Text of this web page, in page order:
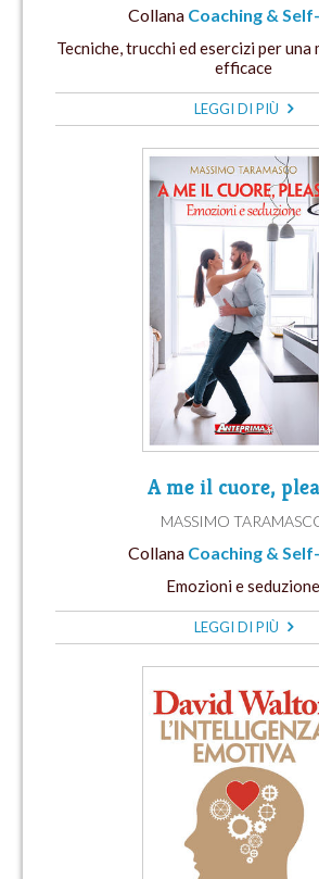
Collana Coaching &
Tecniche, trucchi ed esercizi per una
efficace
LEGGI DI PIÙ
A me il cuore,
MASSIMO
Collana Coaching &
Emozioni e seduzione
LEGGI DI PIÙ